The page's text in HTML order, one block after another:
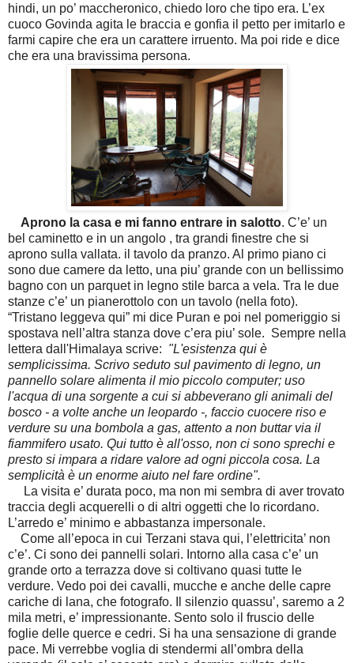
hindi, un po’ maccheronico, chiedo loro che tipo era. L’ex
cuoco Govinda agita le braccia e gonfia il petto per imitarlo e
farmi capire che era un carattere irruento. Ma poi ride e dice
che era una bravissima persona.
Aprono la casa e mi fanno entrare in salotto. C’e’ un
bel caminetto e in un angolo , tra grandi finestre che si
aprono sulla vallata. il tavolo da pranzo. Al primo piano ci
sono due camere da letto, una piu’ grande con un bellissimo
bagno con un parquet in legno stile barca a vela. Tra le due
stanze c’e’ un pianerottolo con un tavolo (nella foto).
“Tristano leggeva qui” mi dice Puran e poi nel pomeriggio si
spostava nell’altra stanza dove c’era piu’ sole. Sempre nella
lettera dall'Himalaya scrive: "L'esistenza qui è
semplicissima. Scrivo seduto sul pavimento di legno, un
pannello solare alimenta il mio piccolo computer; uso
l'acqua di una sorgente a cui si abbeverano gli animali del
bosco - a volte anche un leopardo -, faccio cuocere riso e
verdure su una bombola a gas, attento a non buttar via il
fiammifero usato. Qui tutto è all'osso, non ci sono sprechi e
presto si impara a ridare valore ad ogni piccola cosa. La
semplicità è un enorme aiuto nel fare ordine".
La visita e’ durata poco, ma non mi sembra di aver trovato
traccia degli acquerelli o di altri oggetti che lo ricordano.
L’arredo e’ minimo e abbastanza impersonale.
Come all’epoca in cui Terzani stava qui, l’elettricita’ non
c’e’. Ci sono dei pannelli solari. Intorno alla casa c’e’ un
grande orto a terrazza dove si coltivano quasi tutte le
verdure. Vedo poi dei cavalli, mucche e anche delle capre
cariche di lana, che fotografo. Il silenzio quassu’, saremo a 2
mila metri, e’ impressionante. Sento solo il fruscio delle
foglie delle querce e cedri. Si ha una sensazione di grande
pace. Mi verrebbe voglia di stendermi all’ombra della